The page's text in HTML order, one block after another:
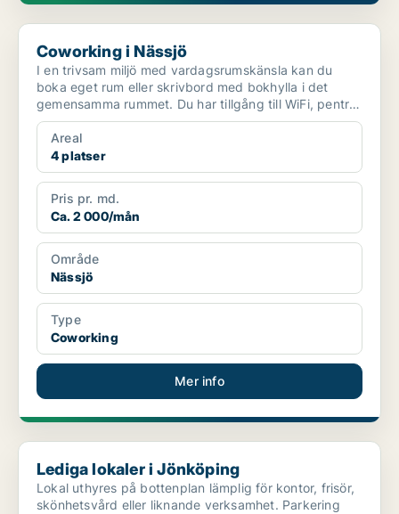
Coworking i Nässjö
Coworking i Nässjö
I en trivsam miljö med vardagsrumskänsla kan du
boka eget rum eller skrivbord med bokhylla i det
gemensamma rummet. Du har tillgång till WiFi, pentry
och kon...
Areal
4 platser
Pris pr. md.
Ca. 2 000/mån
Område
Nässjö
Type
Coworking
Mer info
Lediga lokaler i Jönköping
Lediga lokaler i Jönköping
Lokal uthyres på bottenplan lämplig för kontor, frisör,
skönhetsvård eller liknande verksamhet. Parkering